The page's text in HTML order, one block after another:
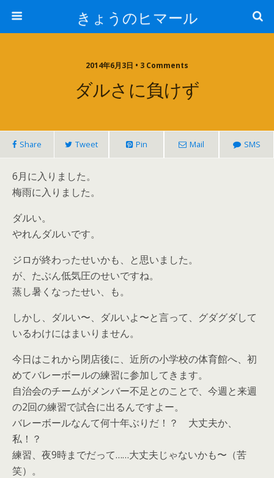
きょうのヒマール
2014年6月3日 • 3 Comments
ダルさに負けず
Share Tweet Pin Mail SMS
6月に入りました。
梅雨に入りました。
ダルい。
やれんダルいです。
ジロが終わったせいかも、と思いました。
が、たぶん低気圧のせいですね。
蒸し暑くなったせい、も。
しかし、ダルい〜、ダルいよ〜と言って、グダグダして
いるわけにはまいりません。
今日はこれから閉店後に、近所の小学校の体育館へ、初
めてバレーボールの練習に参加してきます。
自治会のチームがメンバー不足とのことで、今週と来週
の2回の練習で試合に出るんですよー。
バレーボールなんて何十年ぶりだ！？ 大丈夫か、
私！？
練習、夜9時までだって……大丈夫じゃないかも〜（苦
笑）。